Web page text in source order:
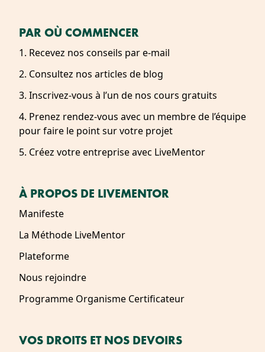
PAR OÙ COMMENCER
1. Recevez nos conseils par e-mail
2. Consultez nos articles de blog
3. Inscrivez-vous à l’un de nos cours gratuits
4. Prenez rendez-vous avec un membre de l’équipe
pour faire le point sur votre projet
5. Créez votre entreprise avec LiveMentor
À PROPOS DE LIVEMENTOR
Manifeste
La Méthode LiveMentor
Plateforme
Nous rejoindre
Programme Organisme Certificateur
VOS DROITS ET NOS DEVOIRS